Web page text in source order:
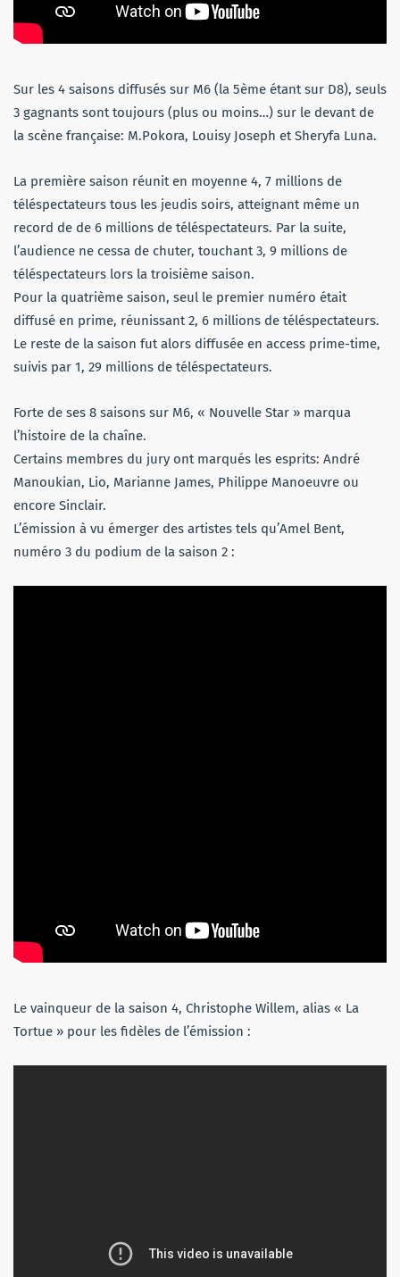
Sur les 4 saisons diffusés sur M6 (la 5ème étant sur D8), seuls
3 gagnants sont toujours (plus ou moins…) sur le devant de
la scène française: M.Pokora, Louisy Joseph et Sheryfa Luna.
La première saison réunit en moyenne 4, 7 millions de
téléspectateurs tous les jeudis soirs, atteignant même un
record de de 6 millions de téléspectateurs. Par la suite,
l’audience ne cessa de chuter, touchant 3, 9 millions de
téléspectateurs lors la troisième saison.
Pour la quatrième saison, seul le premier numéro était
diffusé en prime, réunissant 2, 6 millions de téléspectateurs.
Le reste de la saison fut alors diffusée en access prime-time,
suivis par 1, 29 millions de téléspectateurs.
Forte de ses 8 saisons sur M6, « Nouvelle Star » marqua
l’histoire de la chaîne.
Certains membres du jury ont marqués les esprits: André
Manoukian, Lio, Marianne James, Philippe Manoeuvre ou
encore Sinclair.
L’émission à vu émerger des artistes tels qu’Amel Bent,
numéro 3 du podium de la saison 2 :
Le vainqueur de la saison 4, Christophe Willem, alias « La
Tortue » pour les fidèles de l’émission :